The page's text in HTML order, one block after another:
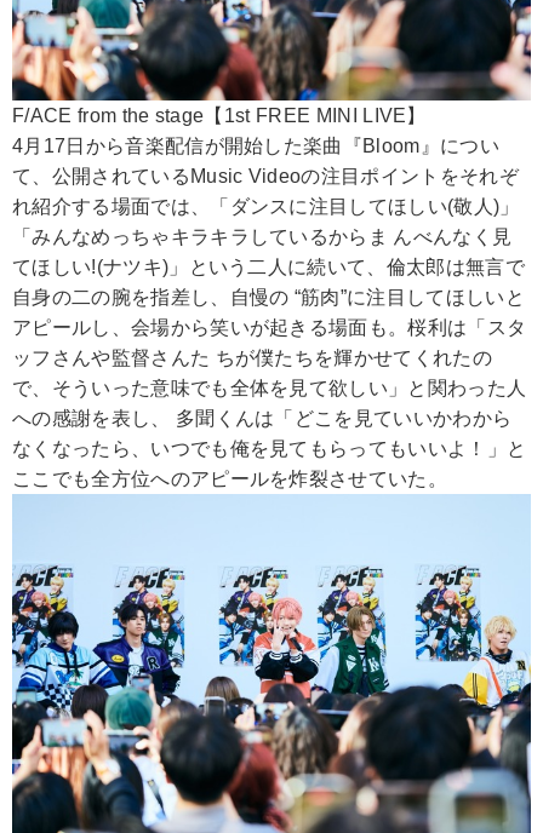
F/ACE from the stage【1st FREE MINI LIVE】
4月17日から音楽配信が開始した楽曲『Bloom』につい
て、公開されているMusic Videoの注目ポイントをそれぞ
れ紹介する場面では、「ダンスに注目してほしい(敬人)」
「みんなめっちゃキラキラしているからま んべんなく見
てほしい!(ナツキ)」という二人に続いて、倫太郎は無言で
自身の二の腕を指差し、自慢の “筋肉”に注目してほしいと
アピールし、会場から笑いが起きる場面も。桜利は「スタ
ッフさんや監督さんた ちが僕たちを輝かせてくれたの
で、そういった意味でも全体を見て欲しい」と関わった人
への感謝を表し、 多聞くんは「どこを見ていいかわから
なくなったら、いつでも俺を見てもらってもいいよ！」と
ここでも全方位へのアピールを炸裂させていた。